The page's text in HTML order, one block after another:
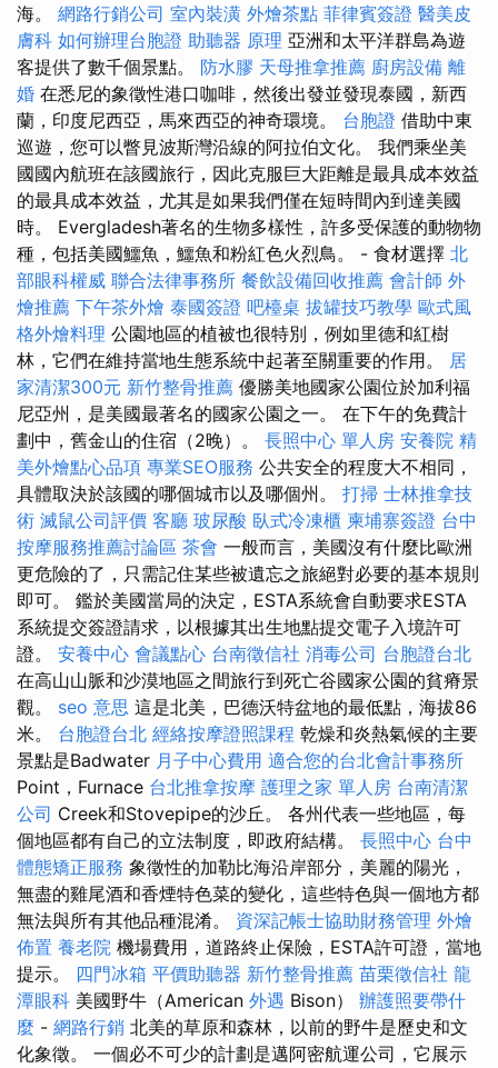
海。 網路行銷公司 室內裝潢 外燴茶點 菲律賓簽證 醫美皮
膚科 如何辦理台胞證 助聽器 原理 亞洲和太平洋群島為遊
客提供了數千個景點。 防水膠 天母推拿推薦 廚房設備 離
婚 在悉尼的象徵性港口咖啡，然後出發並發現泰國，新西
蘭，印度尼西亞，馬來西亞的神奇環境。 台胞證 借助中東
巡遊，您可以瞥見波斯灣沿線的阿拉伯文化。 我們乘坐美
國國內航班在該國旅行，因此克服巨大距離是最具成本效益
的最具成本效益，尤其是如果我們僅在短時間內到達美國
時。 Evergladesh著名的生物多樣性，許多受保護的動物物
種，包括美國鱷魚，鱷魚和粉紅色火烈鳥。 - 食材選擇 北
部眼科權威 聯合法律事務所 餐飲設備回收推薦 會計師 外
燴推薦 下午茶外燴 泰國簽證 吧檯桌 拔罐技巧教學 歐式風
格外燴料理 公園地區的植被也很特別，例如里德和紅樹
林，它們在維持當地生態系統中起著至關重要的作用。 居
家清潔300元 新竹整骨推薦 優勝美地國家公園位於加利福
尼亞州，是美國最著名的國家公園之一。 在下午的免費計
劃中，舊金山的住宿（2晚）。 長照中心 單人房 安養院 精
美外燴點心品項 專業SEO服務 公共安全的程度大不相同，
具體取決於該國的哪個城市以及哪個州。 打掃 士林推拿技
術 滅鼠公司評價 客廳 玻尿酸 臥式冷凍櫃 柬埔寨簽證 台中
按摩服務推薦討論區 茶會 一般而言，美國沒有什麼比歐洲
更危險的了，只需記住某些被遺忘之旅絕對必要的基本規則
即可。 鑑於美國當局的決定，ESTA系統會自動要求ESTA
系統提交簽證請求，以根據其出生地點提交電子入境許可
證。 安養中心 會議點心 台南徵信社 消毒公司 台胞證台北
在高山山脈和沙漠地區之間旅行到死亡谷國家公園的貧瘠景
觀。 seo 意思 這是北美，巴德沃特盆地的最低點，海拔86
米。 台胞證台北 經絡按摩證照課程 乾燥和炎熱氣候的主要
景點是Badwater 月子中心費用 適合您的台北會計事務所
Point，Furnace 台北推拿按摩 護理之家 單人房 台南清潔
公司 Creek和Stovepipe的沙丘。 各州代表一些地區，每
個地區都有自己的立法制度，即政府結構。 長照中心 台中
體態矯正服務 象徵性的加勒比海沿岸部分，美麗的陽光，
無盡的雞尾酒和香煙特色菜的變化，這些特色與一個地方都
無法與所有其他品種混淆。 資深記帳士協助財務管理 外燴
佈置 養老院 機場費用，道路終止保險，ESTA許可證，當地
提示。 四門冰箱 平價助聽器 新竹整骨推薦 苗栗徵信社 龍
潭眼科 美國野牛（American 外遇 Bison） 辦護照要帶什
麼 - 網路行銷 北美的草原和森林，以前的野牛是歷史和文
化象徵。 一個必不可少的計劃是邁阿密航運公司，它展示